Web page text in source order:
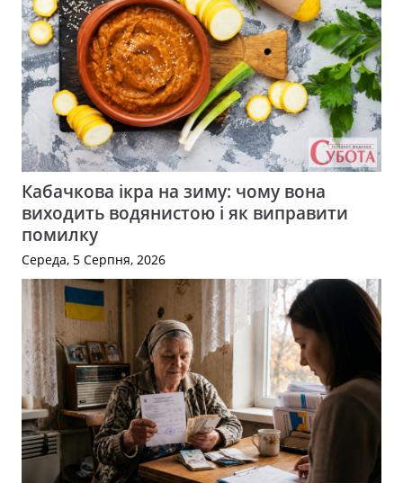
Кабачкова ікра на зиму: чому вона
виходить водянистою і як виправити
помилку
Середа, 5 Серпня, 2026